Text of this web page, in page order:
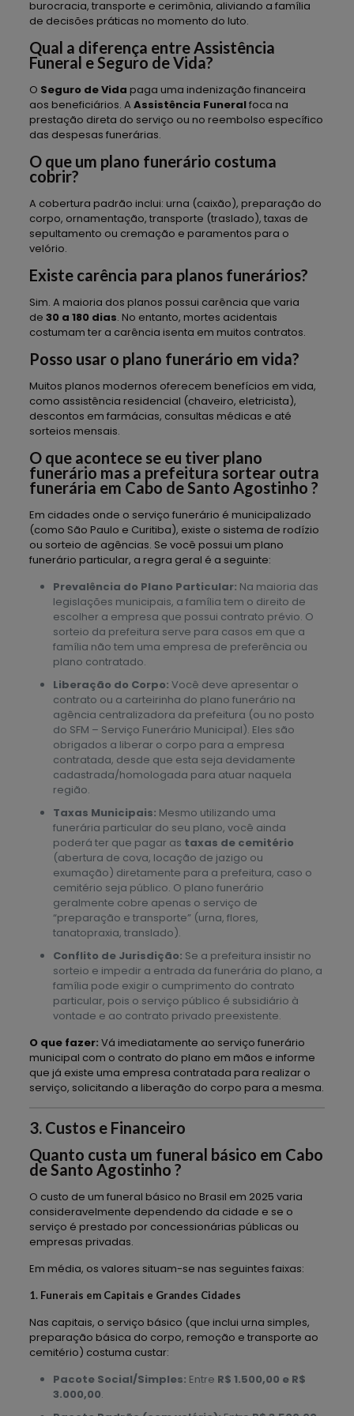
burocracia, transporte e cerimônia, aliviando a família
de decisões práticas no momento do luto.
Qual a diferença entre Assistência
Funeral e Seguro de Vida?
O Seguro de Vida paga uma indenização financeira
aos beneficiários. A Assistência Funeralfoca na
prestação direta do serviço ou no reembolso específico
das despesas funerárias.
O que um plano funerário costuma
cobrir?
A cobertura padrão inclui: urna (caixão), preparação do
corpo, ornamentação, transporte (traslado), taxas de
sepultamento ou cremação e paramentos para o
velório.
Existe carência para planos funerários?
Sim. A maioria dos planos possui carência que varia
de 30 a 180 dias. No entanto, mortes acidentais
costumam ter a carência isenta em muitos contratos.
Posso usar o plano funerário em vida?
Muitos planos modernos oferecem benefícios em vida,
como assistência residencial (chaveiro, eletricista),
descontos em farmácias, consultas médicas e até
sorteios mensais.
O que acontece se eu tiver plano
funerário mas a prefeitura sortear outra
funerária em Cabo de Santo Agostinho ?
Em cidades onde o serviço funerário é municipalizado
(como São Paulo e Curitiba), existe o sistema de rodízio
ou sorteio de agências. Se você possui um plano
funerário particular, a regra geral é a seguinte:
Prevalência do Plano Particular: Na maioria das
legislações municipais, a família tem o direito de
escolher a empresa que possui contrato prévio. O
sorteio da prefeitura serve para casos em que a
família não tem uma empresa de preferência ou
plano contratado.
Liberação do Corpo: Você deve apresentar o
contrato ou a carteirinha do plano funerário na
agência centralizadora da prefeitura (ou no posto
do SFM – Serviço Funerário Municipal). Eles são
obrigados a liberar o corpo para a empresa
contratada, desde que esta seja devidamente
cadastrada/homologada para atuar naquela
região.
Taxas Municipais: Mesmo utilizando uma
funerária particular do seu plano, você ainda
poderá ter que pagar as taxas de cemitério
(abertura de cova, locação de jazigo ou
exumação) diretamente para a prefeitura, caso o
cemitério seja público. O plano funerário
geralmente cobre apenas o serviço de
“preparação e transporte” (urna, flores,
tanatopraxia, translado).
Conflito de Jurisdição: Se a prefeitura insistir no
sorteio e impedir a entrada da funerária do plano, a
família pode exigir o cumprimento do contrato
particular, pois o serviço público é subsidiário à
vontade e ao contrato privado preexistente.
O que fazer: Vá imediatamente ao serviço funerário
municipal com o contrato do plano em mãos e informe
que já existe uma empresa contratada para realizar o
serviço, solicitando a liberação do corpo para a mesma.
3. Custos e Financeiro
Quanto custa um funeral básico em Cabo
de Santo Agostinho ?
O custo de um funeral básico no Brasil em 2025 varia
consideravelmente dependendo da cidade e se o
serviço é prestado por concessionárias públicas ou
empresas privadas.
Em média, os valores situam-se nas seguintes faixas:
1. Funerais em Capitais e Grandes Cidades
Nas capitais, o serviço básico (que inclui urna simples,
preparação básica do corpo, remoção e transporte ao
cemitério) costuma custar:
Pacote Social/Simples: Entre R$ 1.500,00 e R$
3.000,00.